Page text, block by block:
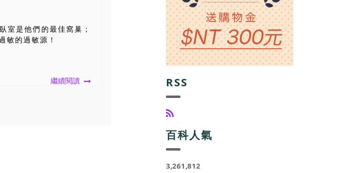
室是他們的最佳窩巢；
敏的過敏源！
繼續閱讀 RSS
百科人氣
3,261,812